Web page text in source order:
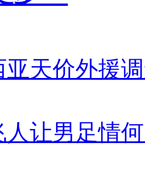
亚天价外援
人让男足情